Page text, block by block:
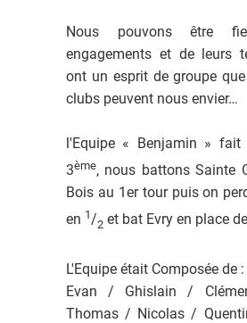
Nous pouvons être
engagements et de leurs
ont un esprit de groupe
clubs peuvent nous envier…
l'Equipe « Benjamin » fait
3ème, nous battons Sainte
Bois au 1er tour puis on
en 1/2 et bat Evry en place
L'Equipe était Composée de :
Evan / Ghislain /
Thomas / Nicolas /